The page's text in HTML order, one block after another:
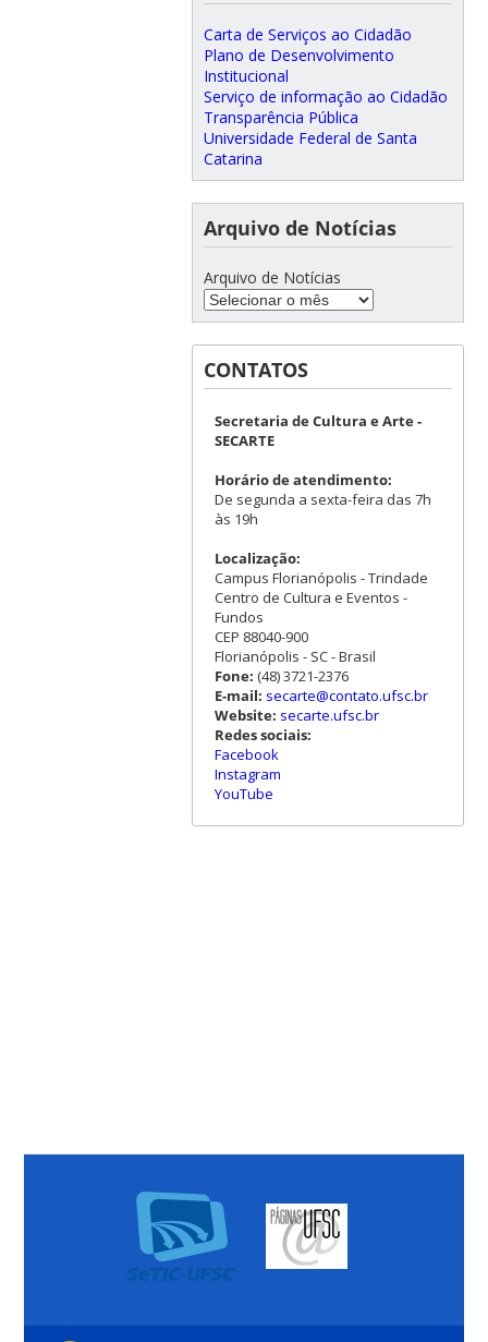
Carta de Serviços ao Cidadão
Plano de Desenvolvimento
Institucional
Serviço de informação ao Cidadão
Transparência Pública
Universidade Federal de Santa
Catarina
Arquivo de Notícias
Arquivo de Notícias
CONTATOS
Secretaria de Cultura e Arte -
SECARTE
Horário de atendimento:
De segunda a sexta-feira das 7h
às 19h
Localização:
Campus Florianópolis - Trindade
Centro de Cultura e Eventos -
Fundos
CEP 88040-900
Florianópolis - SC - Brasil
Fone: (48) 3721-2376
E-mail: secarte@contato.ufsc.br
Website: secarte.ufsc.br
Redes sociais:
Facebook
Instagram
YouTube